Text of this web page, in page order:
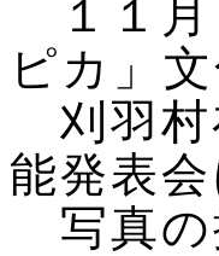
１１
ピカ」
刈羽村
能発表
写真の